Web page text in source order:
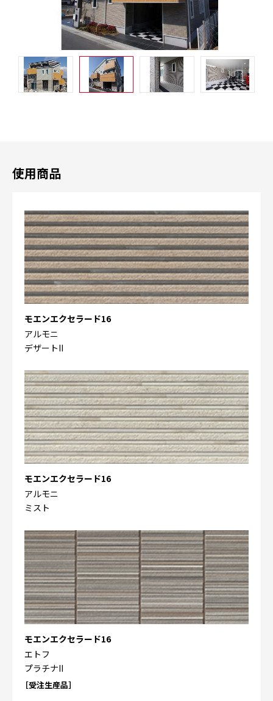
使用商品
モエンエクセラード16
アルモニ
デザートII
モエンエクセラード16
アルモニ
ミスト
モエンエクセラード16
エトフ
プラチナII
［受注生産品］